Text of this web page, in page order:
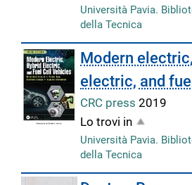
Università Pavia.
della Tecnica
Modern
electric, and
CRC press2019
Lo trovi in
Università Pavia.
della Tecnica